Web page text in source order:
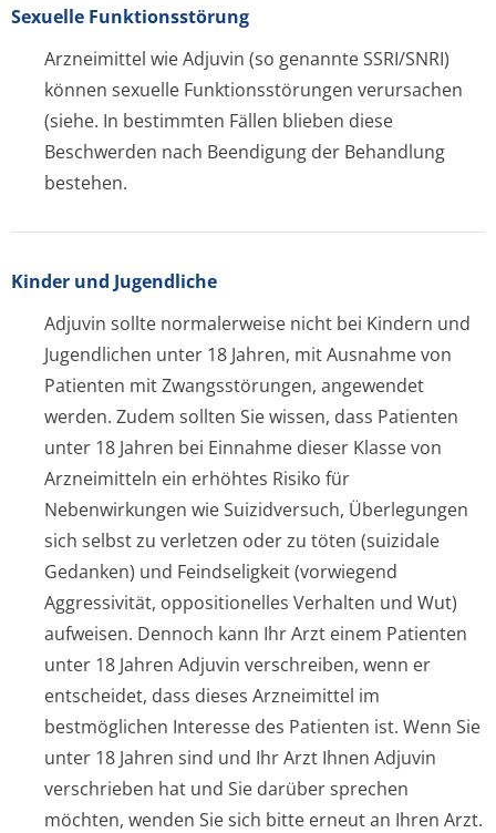
Sexuelle Funktionsstörung
Arzneimittel wie Adjuvin (so genannte SSRI/SNRI)
können sexuelle Funktionsstörungen verursachen
(siehe. In bestimmten Fällen blieben diese
Beschwerden nach Beendigung der Behandlung
bestehen.
Kinder und Jugendliche
Adjuvin sollte normalerweise nicht bei Kindern und
Jugendlichen unter 18 Jahren, mit Ausnahme von
Patienten mit Zwangsstörungen, angewendet
werden. Zudem sollten Sie wissen, dass Patienten
unter 18 Jahren bei Einnahme dieser Klasse von
Arzneimitteln ein erhöhtes Risiko für
Nebenwirkungen wie Suizidversuch, Überlegungen
sich selbst zu verletzen oder zu töten (suizidale
Gedanken) und Feindseligkeit (vorwiegend
Aggressivität, oppositionelles Verhalten und Wut)
aufweisen. Dennoch kann Ihr Arzt einem Patienten
unter 18 Jahren Adjuvin verschreiben, wenn er
entscheidet, dass dieses Arzneimittel im
bestmöglichen Interesse des Patienten ist. Wenn Sie
unter 18 Jahren sind und Ihr Arzt Ihnen Adjuvin
verschrieben hat und Sie darüber sprechen
möchten, wenden Sie sich bitte erneut an Ihren Arzt.